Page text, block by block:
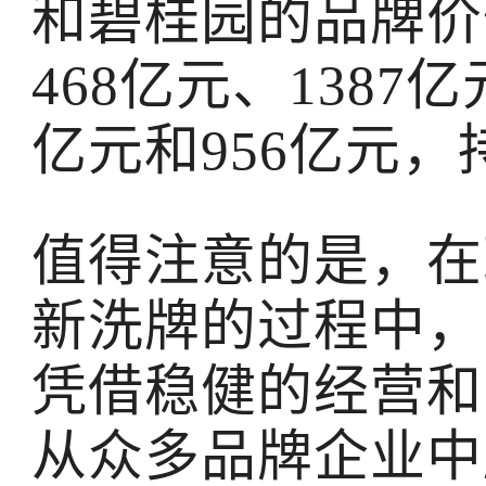
和碧桂园的品牌
468亿元、1387亿
亿元和956亿元，
值得注意的是，
新洗牌的过程中
凭借稳健的经营
从众多品牌企业